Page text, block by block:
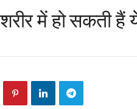
में हो सकती हैं ये